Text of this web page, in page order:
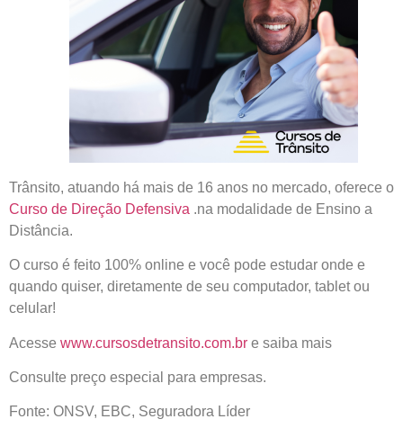
Trânsito, atuando há mais de 16 anos no mercado, oferece o
Curso de Direção Defensiva .na modalidade de Ensino a
Distância.
O curso é feito 100% online e você pode estudar onde e
quando quiser, diretamente de seu computador, tablet ou
celular!
Acesse www.cursosdetransito.com.br e saiba mais
Consulte preço especial para empresas.
Fonte: ONSV, EBC, Seguradora Líder